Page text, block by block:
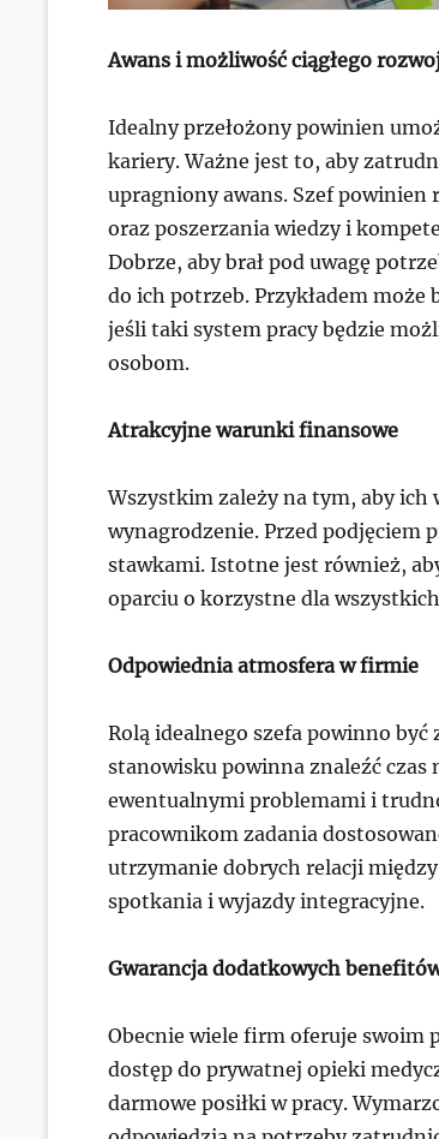
Awans i możliwość ciągłego
Idealny przełożony powinien
kariery. Ważne jest to, aby
upragniony awans. Szef powinien
oraz poszerzania wiedzy i
Dobrze, aby brał pod uwagę
do ich potrzeb. Przykładem
jeśli taki system pracy będzie
osobom.
Atrakcyjne warunki finansowe
Wszystkim zależy na tym, aby ich
wynagrodzenie. Przed podjęciem
stawkami. Istotne jest również,
oparciu o korzystne dla
Odpowiednia atmosfera w firmie
Rolą idealnego szefa powinno
stanowisku powinna znaleźć czas
ewentualnymi problemami i
pracownikom zadania
utrzymanie dobrych relacji
spotkania i wyjazdy integracyjne.
Gwarancja dodatkowych
Obecnie wiele firm oferuje swoim
dostęp do prywatnej opieki
darmowe posiłki w pracy.